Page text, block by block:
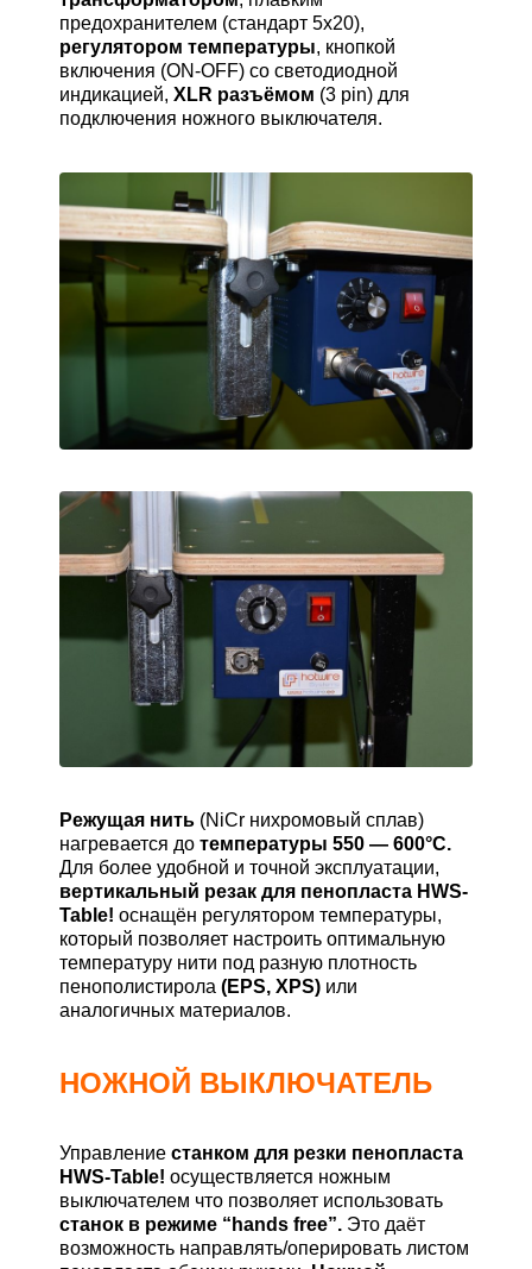
предохранителем (стандарт 5х20),
регулятором температуры, кнопкой
включения (ON-OFF) со светодиодной
индикацией, XLR разъёмом (3 pin) для
подключения ножного выключателя.
Режущая нить (NiCr нихромовый сплав)
нагревается до температуры 550 — 600°C.
Для более удобной и точной эксплуатации,
вертикальный резак для пенопласта HWS-
Table! оснащён регулятором температуры,
который позволяет настроить оптимальную
температуру нити под разную плотность
пенополистирола (EPS, XPS) или
аналогичных материалов.
НОЖНОЙ ВЫКЛЮЧАТЕЛЬ
Управление станком для резки пенопласта
HWS-Table! осуществляется ножным
выключателем что позволяет использовать
станок в режиме “hands free”. Это даёт
возможность направлять/оперировать листом